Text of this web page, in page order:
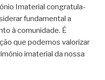
Imaterial congratula-
fundamental a
à comunidade. É
que podemos valorizar
imaterial da nossa